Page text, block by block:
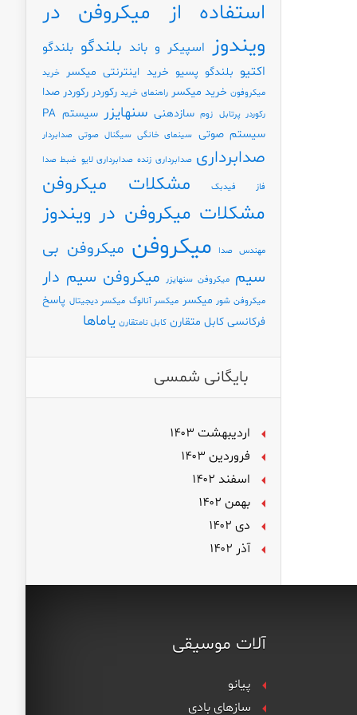
استفاده از میکروفن در
ویندوز اسپیکر و باند بلندگو بلندگو
اکتیو بلندگو پسیو خرید اینترنتی میکسر
خرید
میکروفون خرید میکسر راهنمای خرید رکوردر رکوردر صدا
رکوردر پرتابل زوم سازدهنی سنهایزر سیستم PA
سیستم صوتی سینمای خانگی سیگنال صوتی صدابردار
صدابرداری صدابرداری زنده صدابرداری لایو ضبط صدا
فاز فیدبک مشکلات میکروفن
مشکلات میکروفن در ویندوز
مهندس صدا میکروفن میکروفن بی
سیم میکروفن سنهایزر میکروفن سیم دار
میکروفن شور میکسر میکسر آنالوگ میکسر دیجیتال پاسخ
فرکانسی کابل متقارن کابل نامتقارن یاماها
بایگانی شمسی
اردیبهشت ۱۴۰۳
فروردین ۱۴۰۳
اسفند ۱۴۰۲
بهمن ۱۴۰۲
دی ۱۴۰۲
آذر ۱۴۰۲
آلات موسیقی
پیانو
سازهای بادی